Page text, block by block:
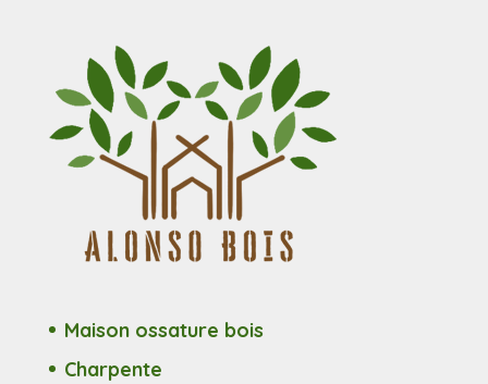
Maison ossature bois
Charpente